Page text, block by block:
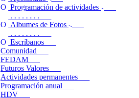
Programación de actividades
. . . . . . . .
Albumes de Fotos
. . . . . . . .
Escríbanos
Comunidad
FEDAM
Futuros Valores
Actividades permanentes
Programación anual
HDV